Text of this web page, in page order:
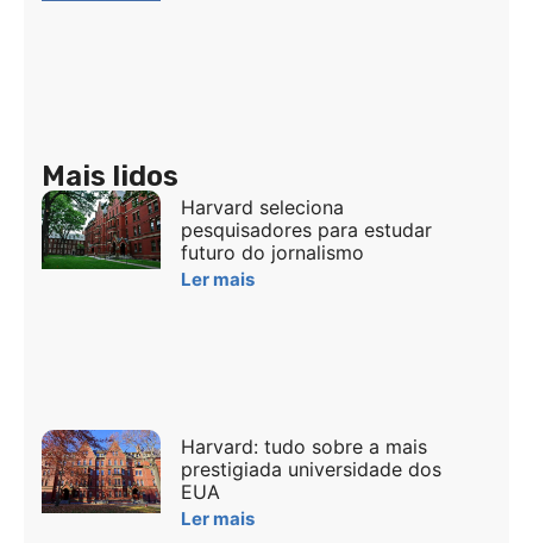
Mais lidos
Harvard seleciona
pesquisadores para estudar
futuro do jornalismo
Ler mais
Harvard: tudo sobre a mais
prestigiada universidade dos
EUA
Ler mais